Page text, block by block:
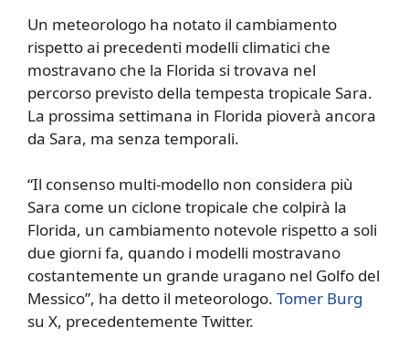
Un meteorologo ha notato il cambiamento
rispetto ai precedenti modelli climatici che
mostravano che la Florida si trovava nel
percorso previsto della tempesta tropicale Sara.
La prossima settimana in Florida pioverà ancora
da Sara, ma senza temporali.
“Il consenso multi-modello non considera più
Sara come un ciclone tropicale che colpirà la
Florida, un cambiamento notevole rispetto a soli
due giorni fa, quando i modelli mostravano
costantemente un grande uragano nel Golfo del
Messico”, ha detto il meteorologo. Tomer Burg
su X, precedentemente Twitter.